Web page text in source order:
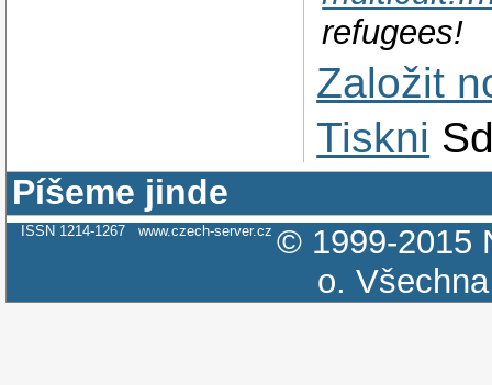
refugees!
Založit
Tiskni
Píšeme jinde
ISSN 1214-1267 www.czech-server.cz © 1999-2015
o.